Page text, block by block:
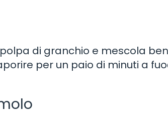
di granchio e mescola
per un paio di minuti a